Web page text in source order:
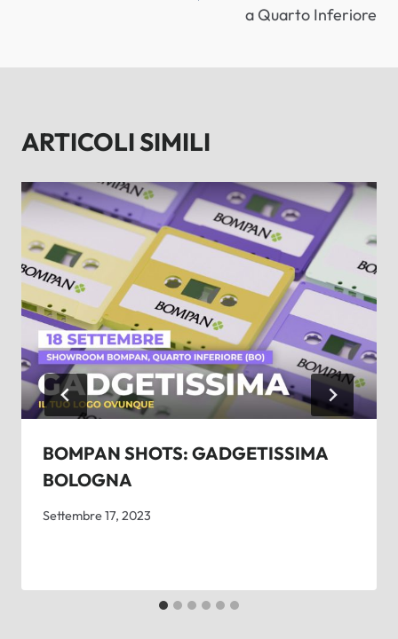
a Quarto Inferiore
ARTICOLI SIMILI
BOMPAN SHOTS: GADGETISSIMA
BOLOGNA
Settembre 17, 2023